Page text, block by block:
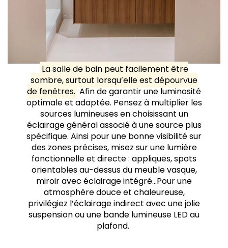
La salle de bain peut facilement être
sombre, surtout lorsqu’elle est dépourvue
de fenêtres. Afin de garantir une luminosité
optimale et adaptée. Pensez à multiplier les
sources lumineuses en choisissant un
éclairage général associé à une source plus
spécifique. Ainsi pour une bonne visibilité sur
des zones précises, misez sur une lumière
fonctionnelle et directe : appliques, spots
orientables au-dessus du meuble vasque,
miroir avec éclairage intégré…Pour une
atmosphère douce et chaleureuse,
privilégiez l’éclairage indirect avec une jolie
suspension ou une bande lumineuse LED au
plafond.